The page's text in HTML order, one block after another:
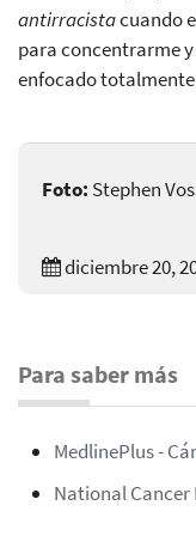
antirracistacuando
para concentrarme
enfocado totalmente
Foto: Stephen
diciembre 20,
Para saber más
MedlinePlus -
National